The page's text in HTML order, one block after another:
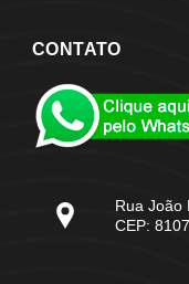
CONTATO
Rua João
CEP: